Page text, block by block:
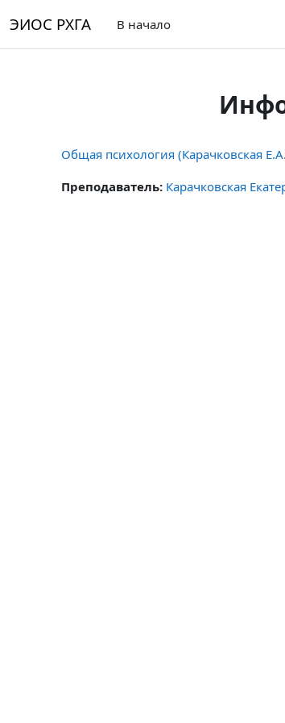
ЭИОС РХГА В начало
Общая психология (Карачковская
Преподаватель: Карачковская